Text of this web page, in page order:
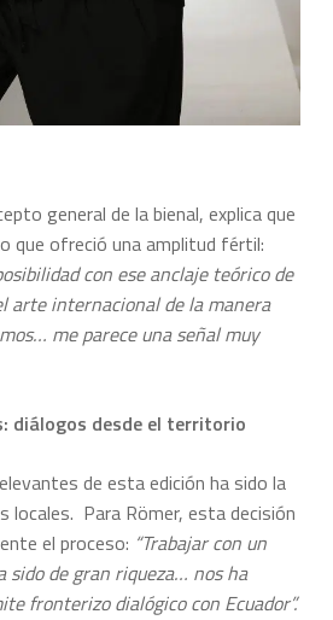
general de la bienal, explica que
que ofreció una amplitud fértil:
con ese anclaje teórico de
arte internacional de la manera
me parece una señal muy
diálogos desde el territorio
de esta edición ha sido la
locales. Para Römer, esta decisión
el proceso: “Trabajar con un
de gran riqueza… nos ha
fronterizo dialógico con Ecuador”.